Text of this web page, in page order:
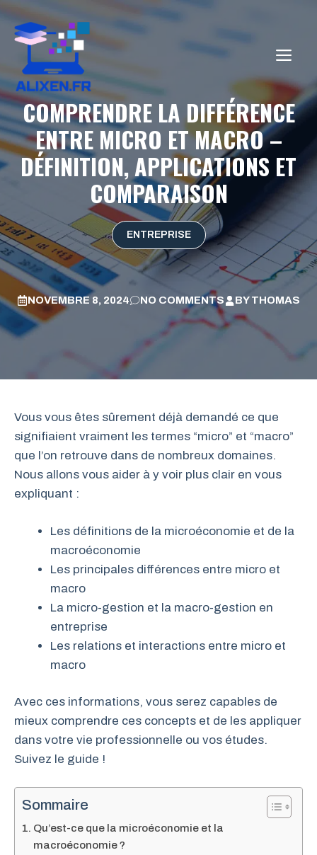
Aller
contenu
COMPRENDRE LA DIFFÉRENCE
ENTRE MICRO ET MACRO –
DÉFINITION, APPLICATIONS ET
COMPARAISON
ENTREPRISE
NOVEMBRE 8, 2024 NO COMMENTS BYTHOMAS
Vous vous êtes sûrement déjà demandé ce que
signifiaient vraiment les termes “micro” et “macro”
que l’on retrouve dans de nombreux domaines.
Nous allons vous aider à y voir plus clair en vous
expliquant :
Les définitions de la microéconomie et de la
macroéconomie
Les principales différences entre micro et
macro
La micro-gestion et la macro-gestion en
entreprise
Les relations et interactions entre micro et
macro
Avec ces informations, vous serez capables de
mieux comprendre ces concepts et de les appliquer
dans votre vie professionnelle ou vos études.
Suivez le guide !
Sommaire
Qu’est-ce que la microéconomie et la
macroéconomie ?